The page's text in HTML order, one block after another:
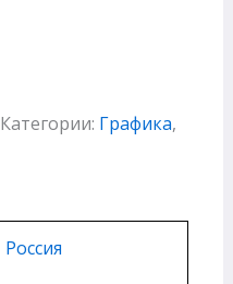
Категории: Графика,
Россия